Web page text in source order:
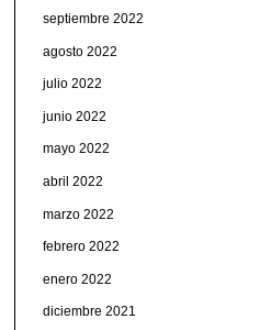
septiembre 2022
agosto 2022
julio 2022
junio 2022
mayo 2022
abril 2022
marzo 2022
febrero 2022
enero 2022
diciembre 2021